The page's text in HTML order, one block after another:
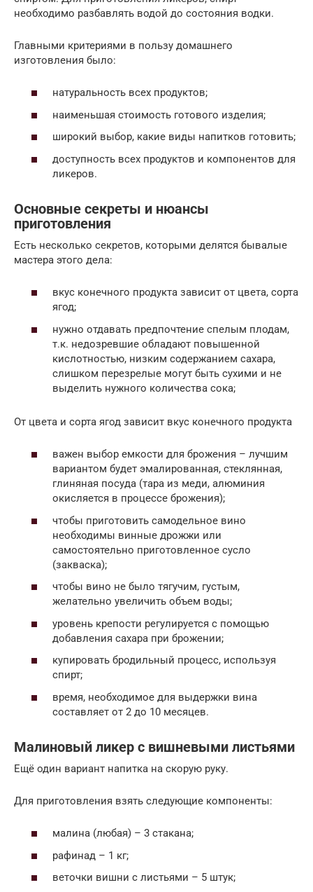
необходимо разбавлять водой до состояния водки.
Главными критериями в пользу домашнего
изготовления было:
натуральность всех продуктов;
наименьшая стоимость готового изделия;
широкий выбор, какие виды напитков готовить;
доступность всех продуктов и компонентов для
ликеров.
Основные секреты и нюансы
приготовления
Есть несколько секретов, которыми делятся бывалые
мастера этого дела:
вкус конечного продукта зависит от цвета, сорта
ягод;
нужно отдавать предпочтение спелым плодам,
т.к. недозревшие обладают повышенной
кислотностью, низким содержанием сахара,
слишком перезрелые могут быть сухими и не
выделить нужного количества сока;
От цвета и сорта ягод зависит вкус конечного продукта
важен выбор емкости для брожения – лучшим
вариантом будет эмалированная, стеклянная,
глиняная посуда (тара из меди, алюминия
окисляется в процессе брожения);
чтобы приготовить самодельное вино
необходимы винные дрожжи или
самостоятельно приготовленное сусло
(закваска);
чтобы вино не было тягучим, густым,
желательно увеличить объем воды;
уровень крепости регулируется с помощью
добавления сахара при брожении;
купировать бродильный процесс, используя
спирт;
время, необходимое для выдержки вина
составляет от 2 до 10 месяцев.
Малиновый ликер с вишневыми листьями
Ещё один вариант напитка на скорую руку.
Для приготовления взять следующие компоненты:
малина (любая) – 3 стакана;
рафинад – 1 кг;
веточки вишни с листьями – 5 штук;